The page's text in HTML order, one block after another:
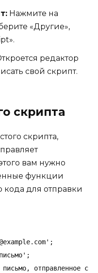
Нажмите на
«Другие»,
редактор
свой скрипт.
скрипта
скрипта,
вам нужно
функции
для отправки
отправленное с